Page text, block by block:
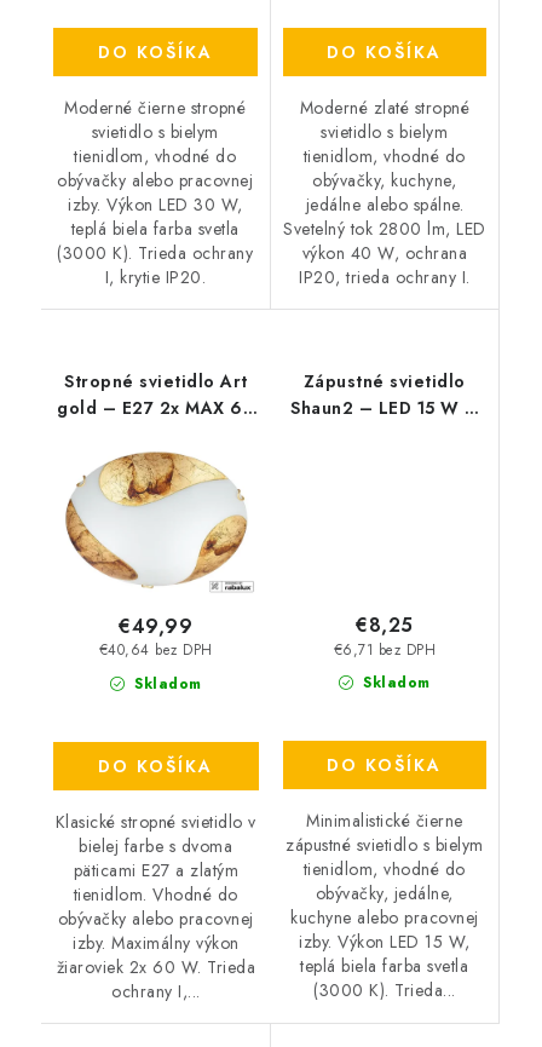
DO KOŠÍKA
Moderné čierne stropné
svietidlo s bielym
tienidlom, vhodné do
obývačky alebo pracovnej
izby. Výkon LED 30 W,
teplá biela farba svetla
(3000 K). Trieda ochrany
I, krytie IP20.
DO KOŠÍKA
Moderné zlaté stropné
svietidlo s bielym
tienidlom, vhodné do
obývačky, kuchyne,
jedálne alebo spálne.
Svetelný tok 2800 lm, LED
výkon 40 W, ochrana
IP20, trieda ochrany I.
Stropné svietidlo Art
gold – E27 2x MAX 60
Skladom
€40,64 bez DPH
€49,99
DO KOŠÍKA
Klasické stropné svietidlo v
bielej farbe s dvoma
päticami E27 a zlatým
tienidlom. Vhodné do
obývačky alebo pracovnej
izby. Maximálny výkon
žiaroviek 2x 60 W. Trieda
ochrany I,...
Zápustné svietidlo
Shaun2 – LED 15 W –
Skladom
€6,71 bez DPH
€8,25
DO KOŠÍKA
Minimalistické čierne
zápustné svietidlo s bielym
tienidlom, vhodné do
obývačky, jedálne,
kuchyne alebo pracovnej
izby. Výkon LED 15 W,
teplá biela farba svetla
(3000 K). Trieda...